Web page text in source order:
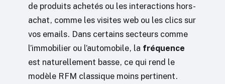
de produits achetés ou les interactions hors-
achat, comme les visites web ou les clics sur
vos emails. Dans certains secteurs comme
l’immobilier ou l’automobile, la fréquence
est naturellement basse, ce qui rend le
modèle RFM classique moins pertinent.